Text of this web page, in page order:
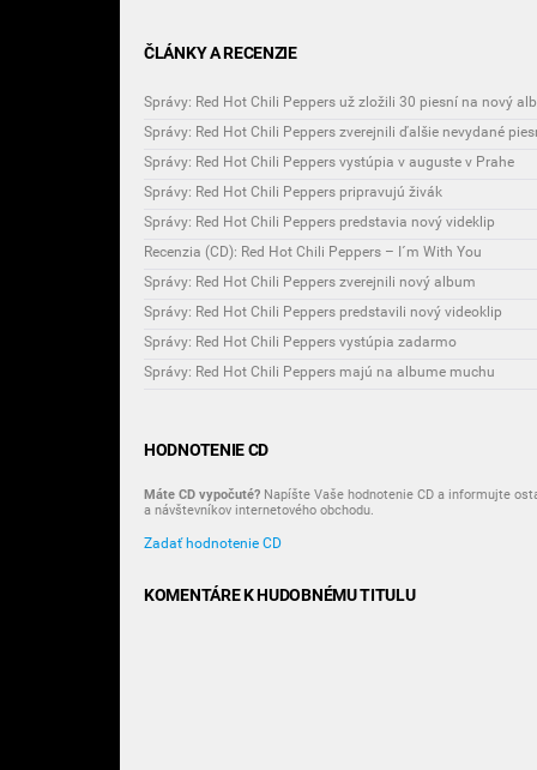
ČLÁNKY A RECENZIE
Správy: Red Hot Chili Peppers už zložili 30 piesní na nový
Správy: Red Hot Chili Peppers zverejnili ďalšie nevydané
Správy: Red Hot Chili Peppers vystúpia v auguste v Prahe
Správy: Red Hot Chili Peppers pripravujú živák
Správy: Red Hot Chili Peppers predstavia nový videklip
Recenzia (CD): Red Hot Chili Peppers – I´m With You
Správy: Red Hot Chili Peppers zverejnili nový album
Správy: Red Hot Chili Peppers predstavili nový videoklip
Správy: Red Hot Chili Peppers vystúpia zadarmo
Správy: Red Hot Chili Peppers majú na albume muchu
HODNOTENIE CD
Máte CD vypočuté? Napíšte Vaše hodnotenie CD a informujte
a návštevníkov internetového obchodu.
Zadať hodnotenie CD
KOMENTÁRE K HUDOBNÉMU TITULU